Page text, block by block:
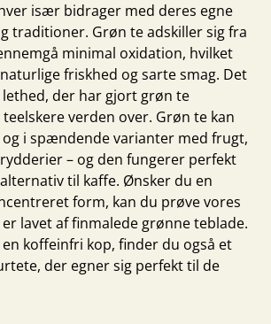
især bidrager med deres egne
traditioner. Grøn te adskiller sig fra
minimal oxidation, hvilket
friskhed og sarte smag. Det
der har gjort grøn te
verden over. Grøn te kan
og i spændende varianter med frugt,
– og den fungerer perfekt
til kaffe. Ønsker du en
form, kan du prøve vores
er lavet af finmalede grønne teblade.
koffeinfri kop, finder du også et
, der egner sig perfekt til de